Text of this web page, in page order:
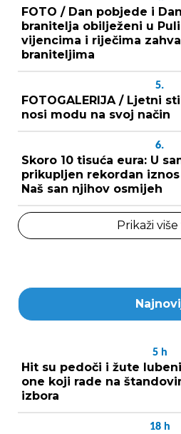
FOTO / Dan pobjede i
branitelja obilježeni u
vijencima i riječima
braniteljima
5.
FOTOGALERIJA / Ljetni
nosi modu na svoj način
6.
Skoro 10 tisuća eura: U
prikupljen rekordan
Naš san njihov osmijeh
Prikaži više
5 h
Hit su pedoči i žute
one koji rade na
izbora
18 h